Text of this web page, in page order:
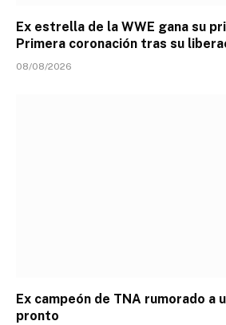
Ex estrella de la WWE gana su
Primera coronación tras su
08/08/2026
Ex campeón de TNA rumorado a
pronto